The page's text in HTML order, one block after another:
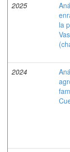
2025
la
2024